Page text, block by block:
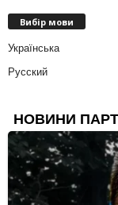
Вибір мови
Українська
Русский